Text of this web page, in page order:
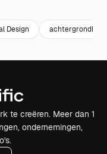
Design
te creëren. Meer dan 1
ondernemingen,